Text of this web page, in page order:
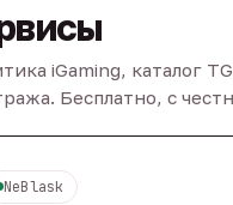
iGaming, каталог
Бесплатно, с
NeBlask